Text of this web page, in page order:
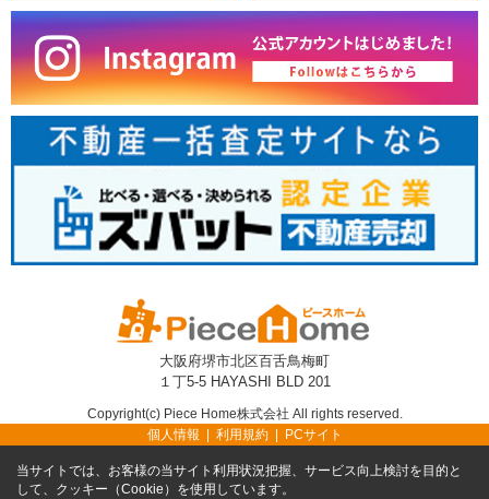
大阪府堺市北区百舌鳥梅町
１丁5-5 HAYASHI BLD 201
Copyright(c) Piece Home株式会社 All rights reserved.
個人情報
利用規約 PCサイト
当サイトでは、お客様の当サイト利用状況把握、サービス向上検討を目的と
して、クッキー（Cookie）を使用しています。